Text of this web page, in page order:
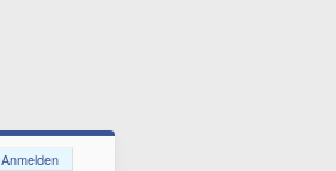
Anmelden